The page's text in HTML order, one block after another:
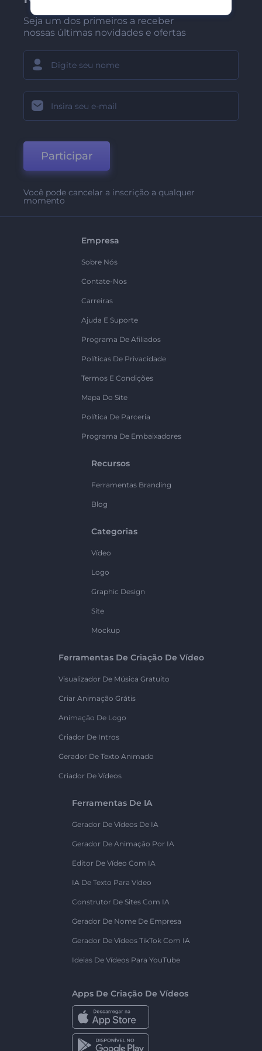
Seja um dos primeiros a receber
nossas últimas novidades e ofertas
Participar
Você pode cancelar a inscrição a qualquer
momento
Empresa
Sobre Nós
Contate-Nos
Carreiras
Ajuda E Suporte
Programa De Afiliados
Políticas De Privacidade
Termos E Condições
Mapa Do Site
Política De Parceria
Programa De Embaixadores
Recursos
Ferramentas Branding
Blog
Categorias
Vídeo
Logo
Graphic Design
Site
Mockup
Ferramentas De Criação De Vídeo
Visualizador De Música Gratuito
Criar Animação Grátis
Animação De Logo
Criador De Intros
Gerador De Texto Animado
Criador De Vídeos
Ferramentas De IA
Gerador De Vídeos De IA
Gerador De Animação Por IA
Editor De Vídeo Com IA
IA De Texto Para Vídeo
Construtor De Sites Com IA
Gerador De Nome De Empresa
Gerador De Vídeos TikTok Com IA
Ideias De Vídeos Para YouTube
Apps De Criação De Vídeos